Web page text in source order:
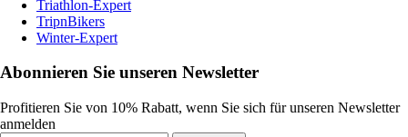
Triathlon-Expert
TripnBikers
Winter-Expert
Abonnieren Sie unseren Newsletter
Profitieren Sie von 10% Rabatt, wenn Sie sich für unseren Newsletter
anmelden